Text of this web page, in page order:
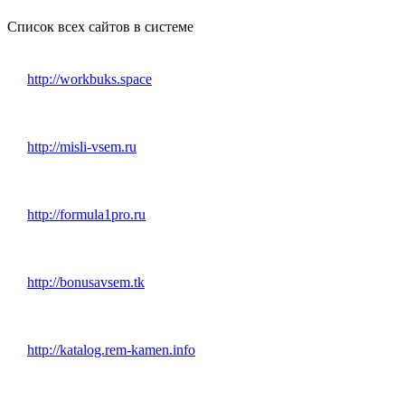
Список всех сайтов в системе
http://workbuks.space
http://misli-vsem.ru
http://formula1pro.ru
http://bonusavsem.tk
http://katalog.rem-kamen.info